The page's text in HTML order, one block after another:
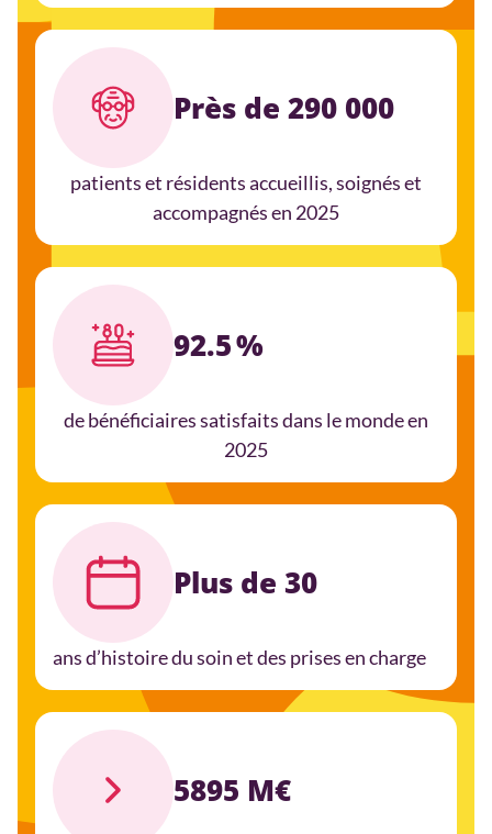
Près de 290 000
patients et résidents accueillis, soignés et
accompagnés en 2025
92.5 %
de bénéficiaires satisfaits dans le monde en
2025
Plus de 30
ans d’histoire du soin et des prises en charge
5895 M€